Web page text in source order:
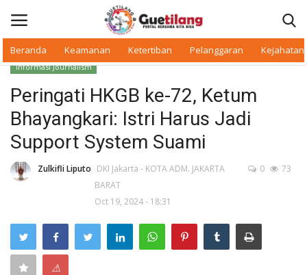
Beranda Keamanan Ketertiban Pelanggaran Kejahatan
Beranda
Daerah
Warkop Digital
Pelanggaran
Informasi Journalism
Peringati HKGB ke-72, Ketum
Bhayangkari: Istri Harus Jadi
Support System Suami
Zulkifli Liputo DKI Jakarta - KOTA ADM. JAKARTA
BARAT
Oct 19, 2024 - 18:31
0 73
⚠